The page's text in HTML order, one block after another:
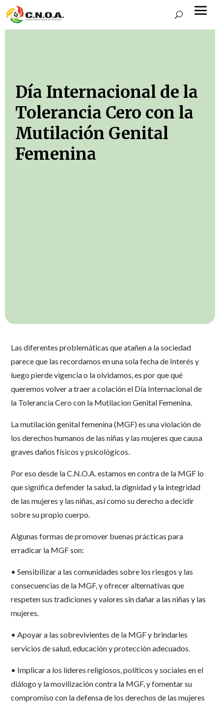
Día Internacional de la
Tolerancia Cero con la
Mutilación Genital
Femenina
Las diferentes problemáticas que atañen a la sociedad
parece que las recordamos en una sola fecha de Interés y
luego pierde vigencia o la olvidamos, es por que qué
queremos volver a traer a colación el Día Internacional de
la Tolerancia Cero con la Mutilacion Genital Femenina.
La mutilación genital femenina (MGF) es una violación de
los derechos humanos de las niñas y las mujeres que causa
graves daños físicos y psicológicos.
Por eso desde la C.N.O.A. estamos en contra de la MGF lo
que significa defender la salud, la dignidad y la integridad
de las mujeres y las niñas, así como su derecho a decidir
sobre su propio cuerpo.
Algunas formas de promover buenas prácticas para
erradicar la MGF son:
• Sensibilizar a las comunidades sobre los riesgos y las
consecuencias de la MGF, y ofrecer alternativas que
respeten sus tradiciones y valores sin dañar a las niñas y las
mujeres.
• Apoyar a las sobrevivientes de la MGF y brindarles
servicios de salud, educación y protección adecuados.
• Implicar a los líderes religiosos, políticos y sociales en el
diálogo y la movilización contra la MGF, y fomentar su
compromiso con la defensa de los derechos de las mujeres